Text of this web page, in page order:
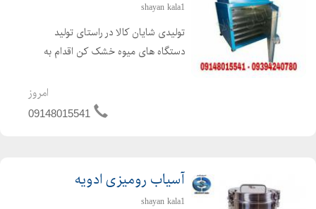
shayan kala1
تولیدی شایان کالا در راستای تولید
دستگاه های میوه خشک کن اقدام به
مشکل خشک کردن میوه را در خانه حل
می کند . دستگاه خشک کن میوه مناسب
امروز
09148015541
آسیاب رومیزی ادویه
shayan kala1